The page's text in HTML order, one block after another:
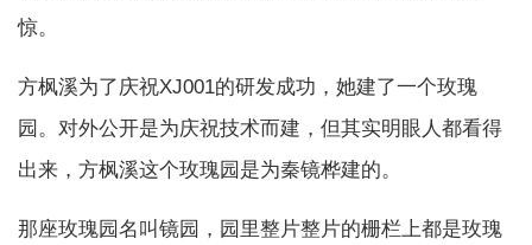
惊。
方枫溪为了庆祝XJ001的研发成功，她建了一个玫瑰
园。对外公开是为庆祝技术而建，但其实明眼人都看得
出来，方枫溪这个玫瑰园是为秦镜桦建的。
那座玫瑰园名叫镜园，园里整片整片的栅栏上都是玫瑰